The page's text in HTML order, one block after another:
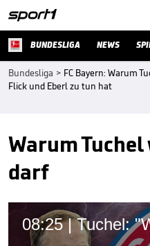
BUNDESLIGA NEWS
Bundesliga > FC Bayern: Warum
Flick und Eberl zu tun hat
Warum
darf